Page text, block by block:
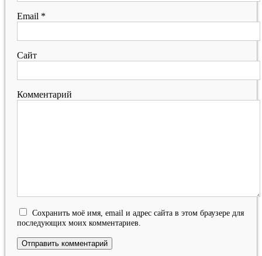
Email *
Сайт
Комментарий
Сохранить моё имя, email и адрес сайта в этом браузере для
последующих моих комментариев.